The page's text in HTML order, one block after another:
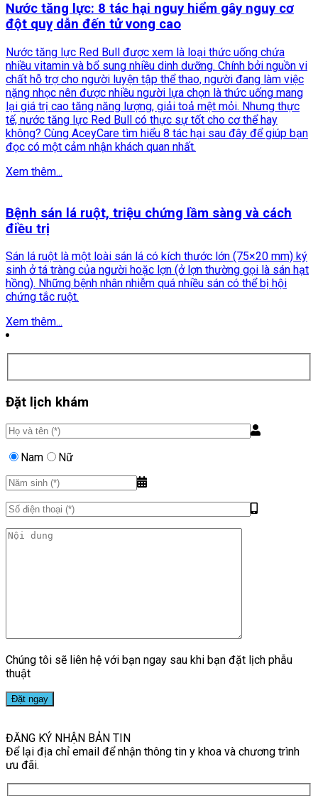
Nước tăng lực: 8 tác hại nguy hiểm gây nguy cơ
đột quỵ dẫn đến tử vong cao
Nước tăng lực Red Bull được xem là loại thức uống chứa
nhiều vitamin và bổ sung nhiều dinh dưỡng. Chính bởi nguồn vi
chất hỗ trợ cho người luyện tập thể thao, người đang làm việc
nặng nhọc nên được nhiều người lựa chọn là thức uống mang
lại giá trị cao tăng năng lượng, giải toả mệt mỏi. Nhưng thực
tế, nước tăng lực Red Bull có thực sự tốt cho cơ thể hay
không? Cùng AceyCare tìm hiểu 8 tác hại sau đây để giúp bạn
đọc có một cảm nhận khách quan nhất.
Xem thêm...
Bệnh sán lá ruột, triệu chứng lầm sàng và cách
điều trị
Sán lá ruột là một loài sán lá có kích thước lớn (75×20 mm) ký
sinh ở tá tràng của người hoặc lợn (ở lợn thường gọi là sán hạt
hồng). Những bệnh nhân nhiễm quá nhiều sán có thể bị hội
chứng tắc ruột.
Xem thêm...
Đặt lịch khám
Nam Nữ
Chúng tôi sẽ liên hệ với bạn ngay sau khi bạn đặt lịch phẫu
thuật
ĐĂNG KÝ NHẬN BẢN TIN
Để lại địa chỉ email để nhận thông tin y khoa và chương trình
ưu đãi.